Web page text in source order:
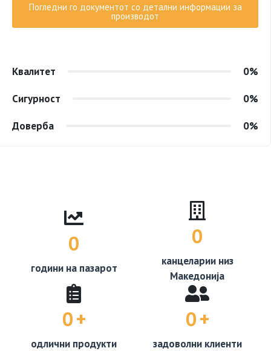
Погледни го документот со детални информации за
производот
Квалитет 0%
Сигурност 0%
Доверба 0%
0
години на пазарот
0
канцеларии низ
Македонија
0+
одлични продукти
0+
задоволни клиенти